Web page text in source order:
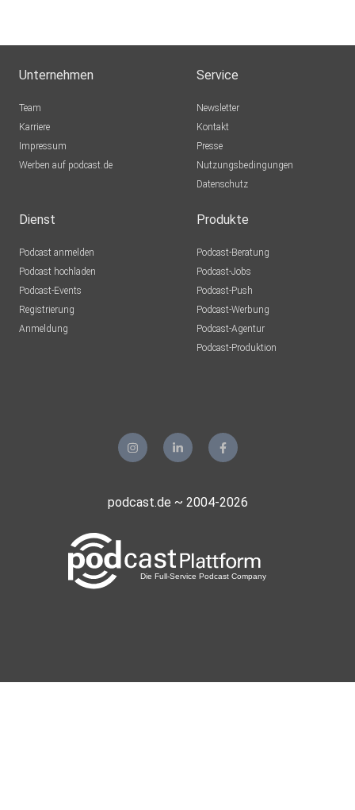
Unternehmen
Team
Karriere
Impressum
Werben auf podcast.de
Service
Newsletter
Kontakt
Presse
Nutzungsbedingungen
Datenschutz
Dienst
Podcast anmelden
Podcast hochladen
Podcast-Events
Registrierung
Anmeldung
Produkte
Podcast-Beratung
Podcast-Jobs
Podcast-Push
Podcast-Werbung
Podcast-Agentur
Podcast-Produktion
podcast.de ~ 2004-2026